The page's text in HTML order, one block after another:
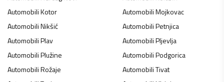
AutomobiliKotor AutomobiliMojkovac
AutomobiliNikšić AutomobiliPetnjica
AutomobiliPlav AutomobiliPljevlja
AutomobiliPlužine AutomobiliPodgorica
AutomobiliRožaje AutomobiliTivat